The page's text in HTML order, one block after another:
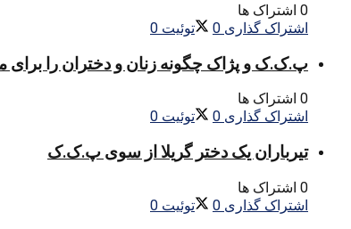
0 اشتراک ها
اشتراک گذاری 0 توئیت 0
پ.ک.ک و پژاک چگونه زنان و دختران را برای
0 اشتراک ها
اشتراک گذاری 0 توئیت 0
تیرباران یک دختر گریلا از سوی پ.ک.ک
0 اشتراک ها
اشتراک گذاری 0 توئیت 0